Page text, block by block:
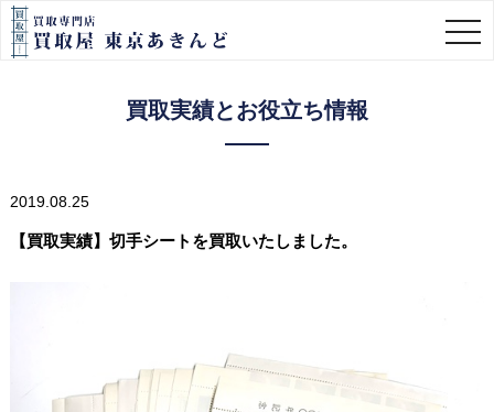
買取実績とお役立ち情報
2019.08.25
【買取実績】切手シートを買取いたしました。